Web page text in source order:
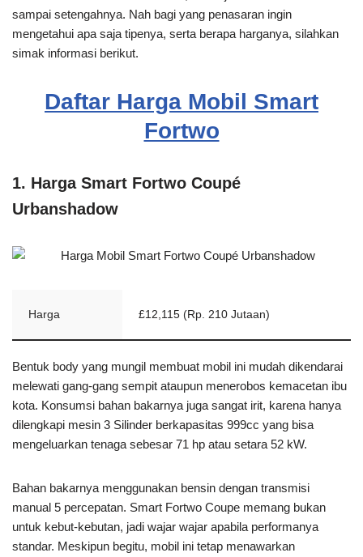
sampai setengahnya. Nah bagi yang penasaran ingin
mengetahui apa saja tipenya, serta berapa harganya, silahkan
simak informasi berikut.
Daftar Harga Mobil Smart
Fortwo
1. Harga Smart Fortwo Coupé
Urbanshadow
Harga £12,115 (Rp. 210 Jutaan)
Bentuk body yang mungil membuat mobil ini mudah dikendarai
melewati gang-gang sempit ataupun menerobos kemacetan ibu
kota. Konsumsi bahan bakarnya juga sangat irit, karena hanya
dilengkapi mesin 3 Silinder berkapasitas 999cc yang bisa
mengeluarkan tenaga sebesar 71 hp atau setara 52 kW.
Bahan bakarnya menggunakan bensin dengan transmisi
manual 5 percepatan. Smart Fortwo Coupe memang bukan
untuk kebut-kebutan, jadi wajar wajar apabila performanya
standar. Meskipun begitu, mobil ini tetap menawarkan